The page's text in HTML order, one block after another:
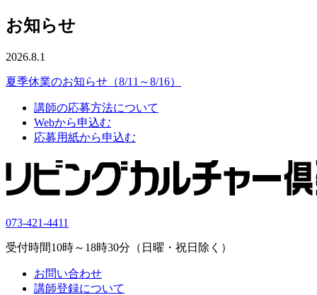
お知らせ
2026.8.1
夏季休業のお知らせ（8/11～8/16）
講師の応募方法について
Webから申込む
応募用紙から申込む
073-421-4411
受付時間10時～18時30分（日曜・祝日除く）
お問い合わせ
講師登録について